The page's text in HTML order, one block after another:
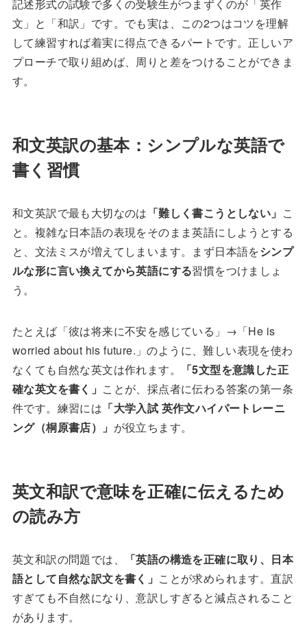
記述形式の試験で多くの受験生がつまずくのが「英作
文」と「和訳」です。でも実は、この2つはコツを理解
して練習すれば着実に得点できるパートです。正しいア
プローチで取り組めば、周りと差をつけることができま
す。
和文英訳の基本：シンプルな英語で
書く習慣
和文英訳で最も大切なのは 「難しく書こうとしない」 こ
と。複雑な日本語の表現をそのまま英語にしようとする
と、文法ミスが増えてしまいます。まず日本語をシンプ
ルな形に言い換えてから英語にする習慣をつけましょ
う。
たとえば「彼は将来に不安を感じている」→「He is
worried about his future.」のように、難しい表現を使わ
なくても自然な英文は作れます。
「5文型を意識した正
確な英文を書く」 ことが、採点者に伝わる答案の第一条
件です。練習には 「大学入試 英作文ハイパートレーニ
ング（桐原書店）」 が役立ちます。
英文和訳で意味を正確に伝えるため
の読み方
英文和訳の問題では、
「英語の構造を正確に取り、日本
語として自然な訳文を書く」 ことが求められます。直訳
すぎても不自然になり、意訳しすぎると減点されること
があります。